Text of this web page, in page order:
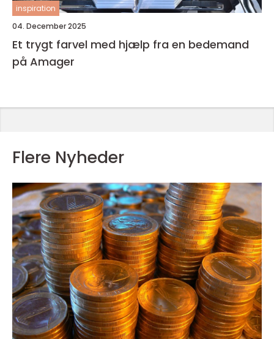
inspiration
04. December 2025
Et trygt farvel med hjælp fra en bedemand
på Amager
Flere Nyheder